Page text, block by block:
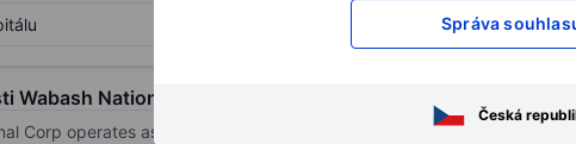
Správa
Česká
XXXXXXX
Wabash National Corp.
Corp operates as the innovation leader of connected solutions for